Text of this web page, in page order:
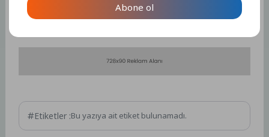
Etiketler :Bu yazıya ait etiket bulunamadı.
Abone ol